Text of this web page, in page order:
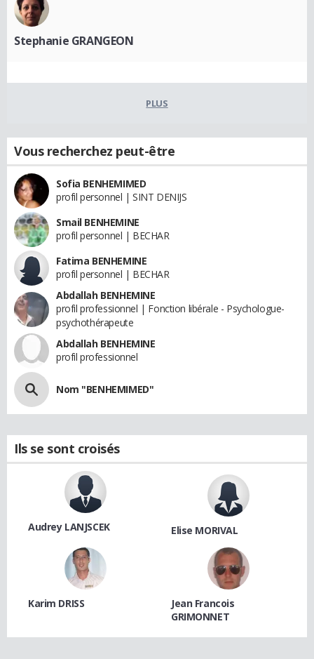
Stephanie GRANGEON
PLUS
Vous recherchez peut-être
Sofia BENHEMIMED
profil personnel | SINT DENIJS
Smail BENHEMINE
profil personnel | BECHAR
Fatima BENHEMINE
profil personnel | BECHAR
Abdallah BENHEMINE
profil professionnel | Fonction libérale - Psychologue-
psychothérapeute
Abdallah BENHEMINE
profil professionnel
Nom "BENHEMIMED"
Ils se sont croisés
Audrey LANJSCEK Elise MORIVAL
Karim DRISS
Jean Francois
GRIMONNET